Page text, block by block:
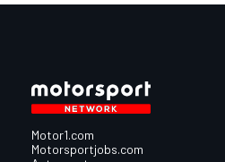
Motor1.com
Motorsportjobs.com